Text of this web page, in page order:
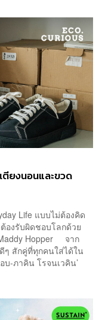
ตียงนอนและขวด
Life แบบไม่ต้องคิด
องรับผิดชอบโลกด้วย
Hopper จาก
ๆ สักคู่ที่ทุกคนใส่ได้ใน
บ-ภาคิน โรจนเวคิน’